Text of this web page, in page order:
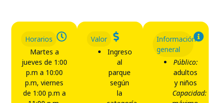
Horarios
Martes a
jueves de 1:00
p.m a 10:00
p.m, viernes
de 1:00 p.m a
Valor
Ingreso
al
parque
según
la
Información
general
Público:
adultos
y niños
Capacidad: